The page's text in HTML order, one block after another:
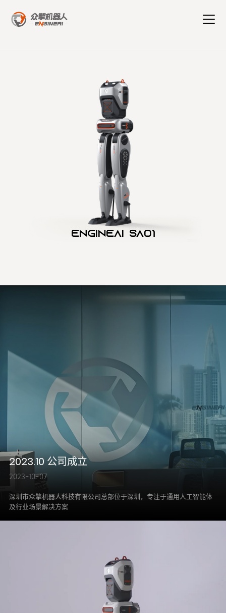
Engineai SA01
2023.10 公司成立
2023-10-07
深圳市众擎机器人科技有限公司总部位于深圳，专注于通用人工智能体
及行业场景解决方案